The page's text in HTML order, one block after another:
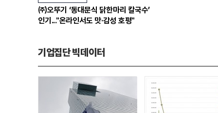
㈜오뚜기 ‘동대문식 닭한마리 칼국수’
인기..."온라인서도 맛·감성 호평"
기업집단 빅데이터